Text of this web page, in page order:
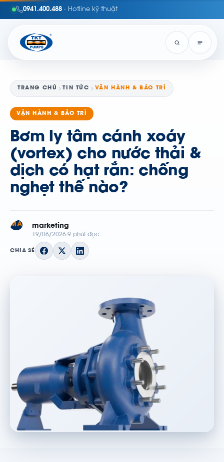
0941.400.488 · Hotline kỹ thuật
TRANG CHỦ TIN TỨC VẬN HÀNH & BẢO TRÌ
VẬN HÀNH & BẢO TRÌ
Bơm ly tâm cánh xoáy
(vortex) cho nước thải &
dịch có hạt rắn: chống
nghẹt thế nào?
MA marketing
19/06/2026 9 phút đọc
CHIA SẺ